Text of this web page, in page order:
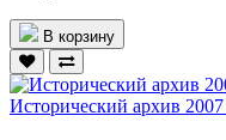
В корзину
Исторический архив